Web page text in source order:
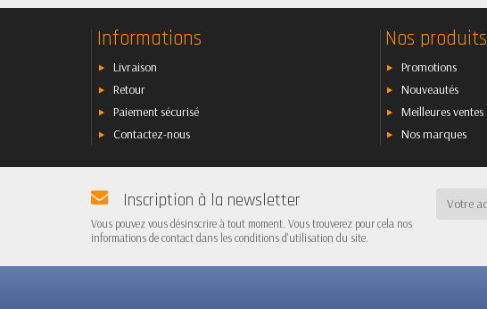
Informations
Livraison
Retour
Paiement sécurisé
Contactez-nous
Nos produits
Promotions
Nouveautés
Meilleures ventes
Nos marques
Inscription à la newsletter
Vous pouvez vous désinscrire à tout moment. Vous trouverez pour cela nos
informations de contact dans les conditions d'utilisation du site.